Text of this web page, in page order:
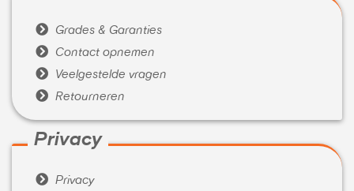
 Grades & Garanties
 Contact opnemen
 Veelgestelde vragen
 Retourneren
Privacy
 Privacy